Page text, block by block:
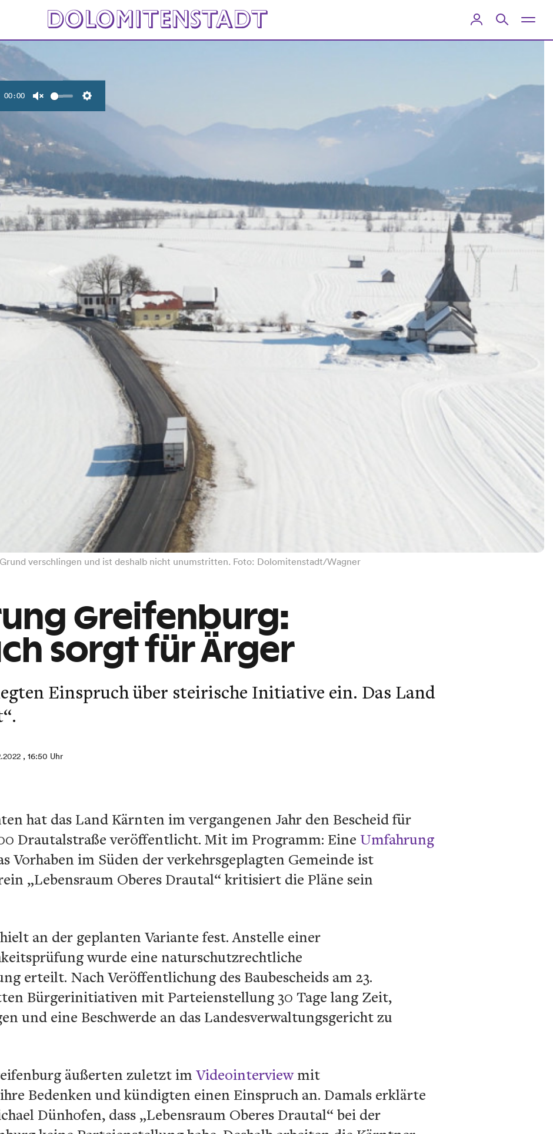
00:00
Settings
verschlingen und ist deshalb nicht unumstritten. Foto: Dolomitenstadt/Wagner
Greifenburg:
sorgt für Ärger
Einspruch über steirische Initiative ein. Das Land
, 16:50 Uhr
hat das Land Kärnten im vergangenen Jahr den Bescheid für
Drautalstraße veröffentlicht. Mit im Programm: Eine Umfahrung
Vorhaben im Süden der verkehrsgeplagten Gemeinde ist
„Lebensraum Oberes Drautal“ kritisiert die Pläne sein
an der geplanten Variante fest. Anstelle einer
wurde eine naturschutzrechtliche
erteilt. Nach Veröffentlichung des Baubescheids am 23.
Bürgerinitiativen mit Parteienstellung 30 Tage lang Zeit,
und eine Beschwerde an das Landesverwaltungsgericht zu
äußerten zuletzt imVideointerviewmit
Bedenken und kündigten einen Einspruch an. Damals erklärte
Dünhofen, dass „Lebensraum Oberes Drautal“ bei der